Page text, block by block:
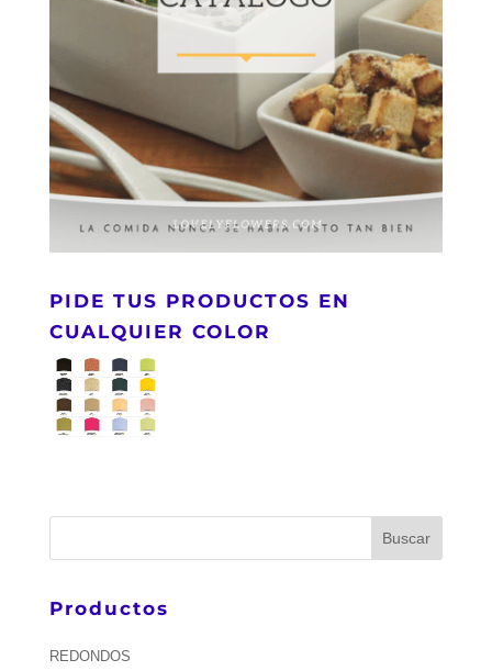
PIDE TUS PRODUCTOS EN
CUALQUIER COLOR
Productos
REDONDOS